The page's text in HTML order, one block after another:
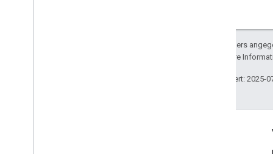
Sofern nicht anders
lizenziert. Weitere
Zuletzt aktualisiert: 2025-